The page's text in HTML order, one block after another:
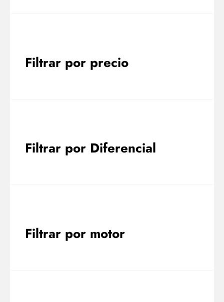
Filtrar por precio
Filtrar por Diferencial
Filtrar por motor